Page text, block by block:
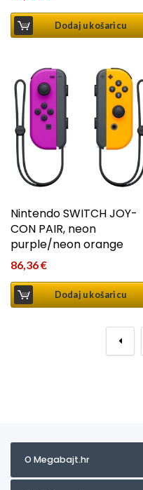
Dodaj u košaricu
Nintendo SWITCH JOY-
CON PAIR, neon
purple/neon orange
86,36€
Dodaj u košaricu
←
O Megabajt.hr